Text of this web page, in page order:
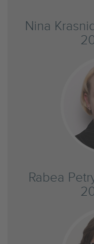
Nina
Rabea